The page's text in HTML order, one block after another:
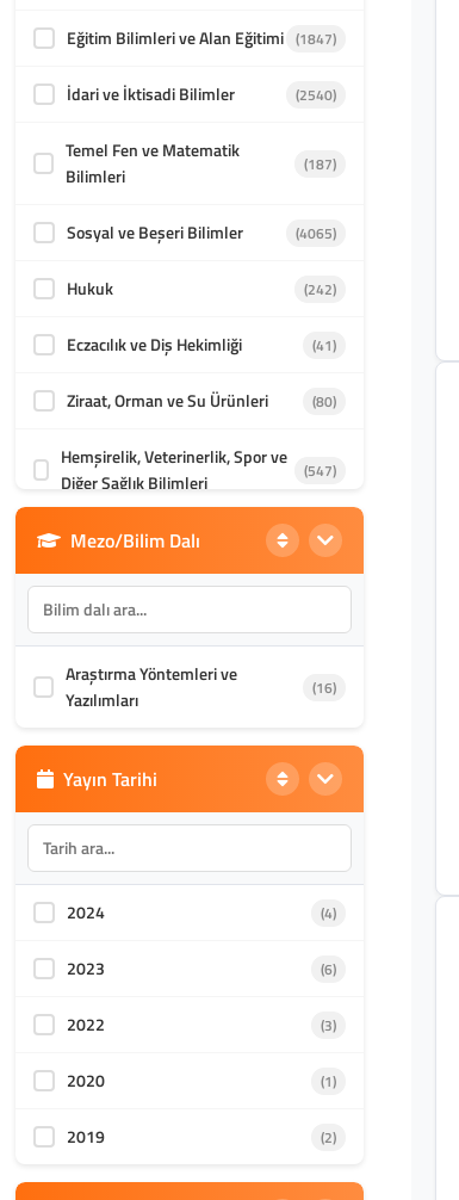
Eğitim Bilimleri ve Alan Eğitimi (1847)
İdari ve İktisadi Bilimler (2540)
Temel Fen ve Matematik
Bilimleri
(187)
Sosyal ve Beşeri Bilimler (4065)
Hukuk (242)
Eczacılık ve Diş Hekimliği (41)
Ziraat, Orman ve Su Ürünleri (80)
Hemşirelik, Veterinerlik, Spor ve
Diğer Sağlık Bilimleri
(547)
Din Bilimleri (1986)
İletişim, Mimarlık ve Güzel
Sanatlar
Akademik Kültür (1588)
Mezo/Bilim Dalı
Araştırma Yöntemleri ve
Yazılımları
(16)
Yayın Tarihi
2024 (4)
2023 (6)
2022 (3)
2020 (1)
2019 (2)